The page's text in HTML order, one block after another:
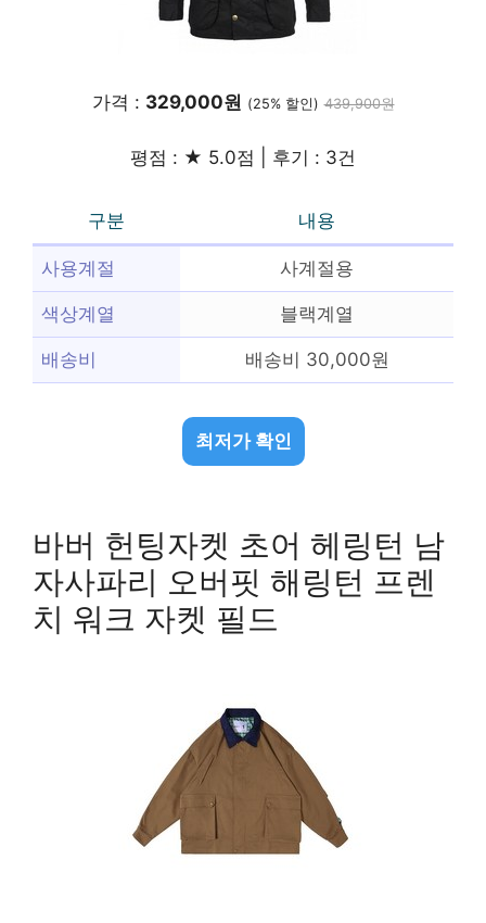
가격 : 329,000원 (25% 할인) 439,900원
평점 : ★ 5.0점 | 후기 : 3건
구분 내용
사용계절 사계절용
색상계열 블랙계열
배송비 배송비 30,000원
최저가 확인
바버 헌팅자켓 초어 헤링턴 남
자사파리 오버핏 해링턴 프렌
치 워크 자켓 필드